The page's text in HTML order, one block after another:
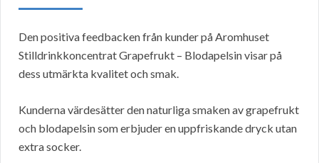
Den positiva feedbacken från kunder på Aromhuset
Stilldrinkkoncentrat Grapefrukt – Blodapelsin visar på
dess utmärkta kvalitet och smak.
Kunderna värdesätter den naturliga smaken av grapefrukt
och blodapelsin som erbjuder en uppfriskande dryck utan
extra socker.